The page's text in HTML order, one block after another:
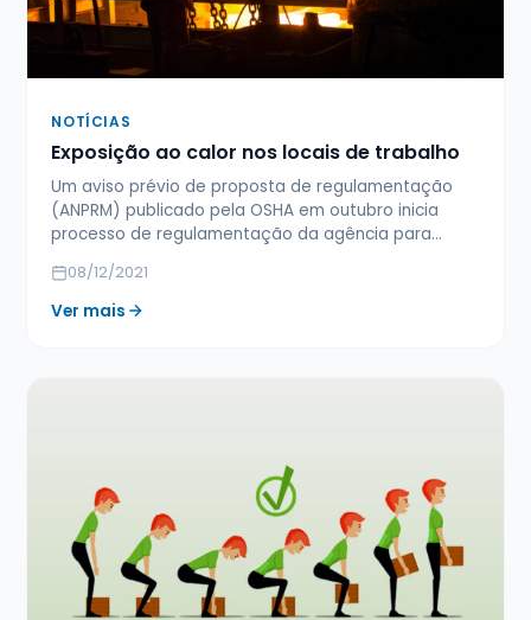
NOTÍCIAS
Exposição ao calor nos locais de trabalho
Um aviso prévio de proposta de regulamentação
(ANPRM) publicado pela OSHA em outubro inicia
processo de regulamentação da agência para…
08/12/2021
Ver mais